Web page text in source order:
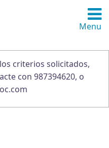
Menu
criterios solicitados,
con 987394620, o